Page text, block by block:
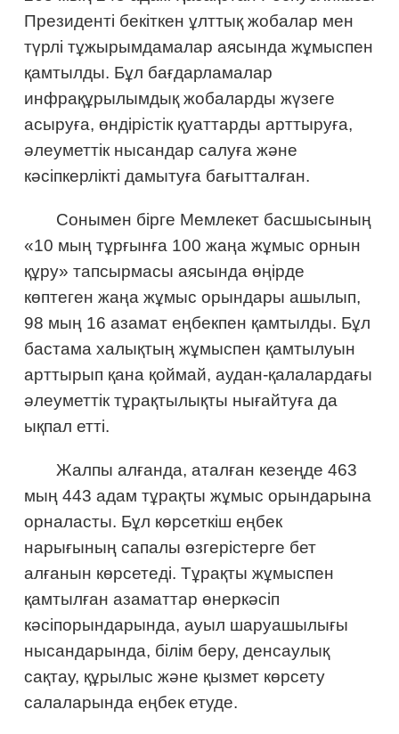
Президенті бекіткен ұлттық жобалар мен
түрлі тұжырымдамалар аясында жұмыспен
қамтылды. Бұл бағдарламалар
инфрақұрылымдық жобаларды жүзеге
асыруға, өндірістік қуаттарды арттыруға,
әлеуметтік нысандар салуға және
кәсіпкерлікті дамытуға бағытталған.
Сонымен бірге Мемлекет басшысының
«10 мың тұрғынға 100 жаңа жұмыс орнын
құру» тапсырмасы аясында өңірде
көптеген жаңа жұмыс орындары ашылып,
98 мың 16 азамат еңбекпен қамтылды. Бұл
бастама халықтың жұмыспен қамтылуын
арттырып қана қоймай, аудан-қалалардағы
әлеуметтік тұрақтылықты нығайтуға да
ықпал етті.
Жалпы алғанда, аталған кезеңде 463
мың 443 адам тұрақты жұмыс орындарына
орналасты. Бұл көрсеткіш еңбек
нарығының сапалы өзгерістерге бет
алғанын көрсетеді. Тұрақты жұмыспен
қамтылған азаматтар өнеркәсіп
кәсіпорындарында, ауыл шаруашылығы
нысандарында, білім беру, денсаулық
сақтау, құрылыс және қызмет көрсету
салаларында еңбек етуде.